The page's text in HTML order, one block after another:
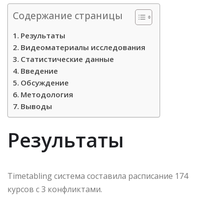
Содержание страницы
Результаты
Видеоматериалы исследования
Статистические данные
Введение
Обсуждение
Методология
Выводы
Результаты
Timetabling система составила расписание 174
курсов с 3 конфликтами.